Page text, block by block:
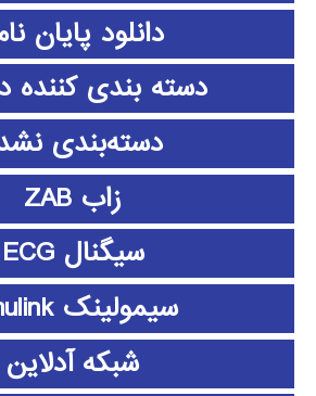
دانلود پايان
دسته بندی کننده
دسته‌بندی
زاب ZAB
سیگنال ECG
سیمولینک simulink
شبکه آدلاین